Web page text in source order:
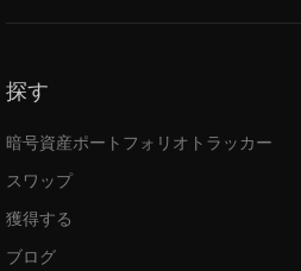
探す
暗号資産ポートフォリオトラッカー
スワップ
獲得する
ブログ